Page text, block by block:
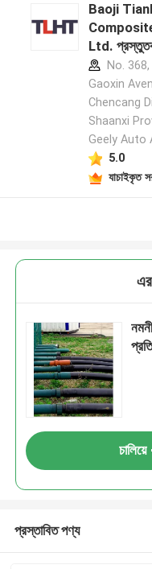
Baoji
Ltd.
No.
Gaoxin
Chencang
Shaanxi
Geely Auto
5.0
যাচাইকৃত
চালিয়ে
প্রস্তাবিত পণ্য